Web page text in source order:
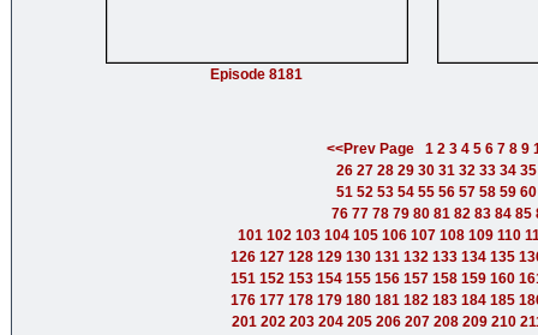
Episode 8181
<<Prev Page 1 2 3 4 5 6 7 8 9
26 27 28 29 30 31 32 33 34 35
51 52 53 54 55 56 57 58 59 60
76 77 78 79 80 81 82 83 84 85
101 102 103 104 105 106 107 108 109 110
126 127 128 129 130 131 132 133 134 135
151 152 153 154 155 156 157 158 159 160
176 177 178 179 180 181 182 183 184 185
201 202 203 204 205 206 207 208 209 210